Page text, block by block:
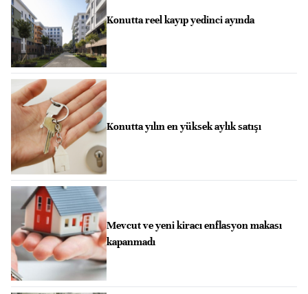
Konutta reel kayıp yedinci ayında
Konutta yılın en yüksek aylık satışı
Mevcut ve yeni kiracı enflasyon makası
kapanmadı